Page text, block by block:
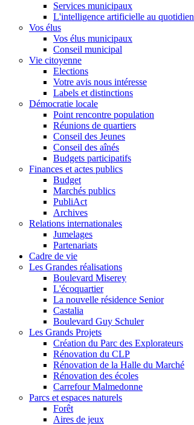
Services municipaux
L'intelligence artificielle au quotidien
Vos élus
Vos élus municipaux
Conseil municipal
Vie citoyenne
Elections
Votre avis nous intéresse
Labels et distinctions
Démocratie locale
Point rencontre population
Réunions de quartiers
Conseil des Jeunes
Conseil des aînés
Budgets participatifs
Finances et actes publics
Budget
Marchés publics
PubliAct
Archives
Relations internationales
Jumelages
Partenariats
Cadre de vie
Les Grandes réalisations
Boulevard Miserey
L'écoquartier
La nouvelle résidence Senior
Castalia
Boulevard Guy Schuler
Les Grands Projets
Création du Parc des Explorateurs
Rénovation du CLP
Rénovation de la Halle du Marché
Rénovation des écoles
Carrefour Malmedonne
Parcs et espaces naturels
Forêt
Aires de jeux